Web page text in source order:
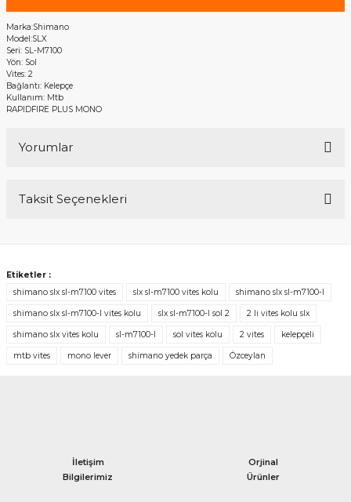
Marka:Shimano
Model:SLX
Seri: SL-M7100
Yön: Sol
Vites: 2
Bağlantı: Kelepçe
Kullanım: Mtb
RAPIDFIRE PLUS MONO
Yorumlar
Taksit Seçenekleri
Etiketler :
shimano slx sl-m7100 vites
slx sl-m7100 vites kolu shimano slx sl-m7100-l
shimano slx sl-m7100-l vites kolu slx sl-m7100-l sol 2 2 li vites kolu slx
shimano slx vites kolu sl-m7100-l sol vites kolu 2 vites kelepçeli
mtb vites mono lever shimano yedek parça Özceylan
İletişim
Bilgilerimiz
Orjinal
Ürünler